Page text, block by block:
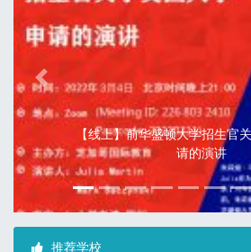
2020年美国3所精英学校寒假
北岭预科学校/查米纳德
Previous
推荐学校